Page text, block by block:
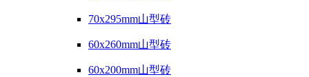
70x295mm山型砖
60x260mm山型砖
60x200mm山型砖